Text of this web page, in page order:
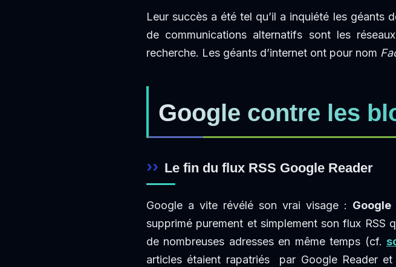
Leur succès a été tel qu’il a inquiété les géants
de communications alternatifs sont les
recherche. Les géants d’internet ont pour nom
Google contre les
Le fin du flux RSS Google Reader
Google a vite révélé son vrai visage :
supprimé purement et simplement son flux RSS
de nombreuses adresses en même temps (cf.
articles étaient rapatriés par Google Reader